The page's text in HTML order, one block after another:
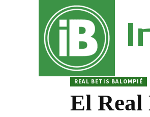
REAL BETIS BALOMPIÉ
El Real